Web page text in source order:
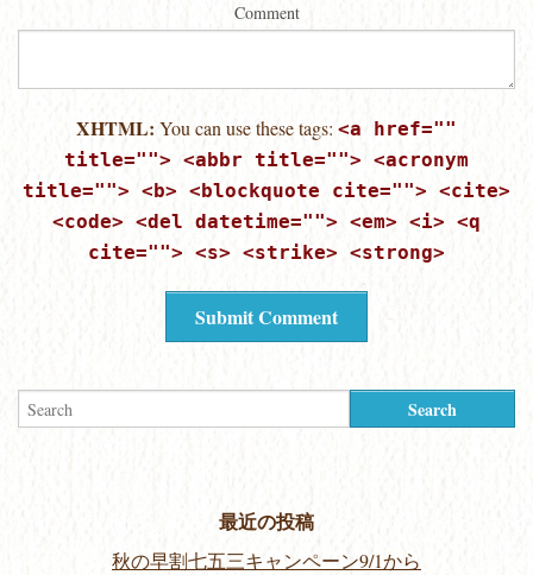
Comment
XHTML: You can use these tags: <a href=""
title=""> <abbr title=""> <acronym
title=""> <b> <blockquote cite=""> <cite>
<code> <del datetime=""> <em> <i> <q
cite=""> <s> <strike> <strong>
最近の投稿
秋の早割七五三キャンペーン9/1から